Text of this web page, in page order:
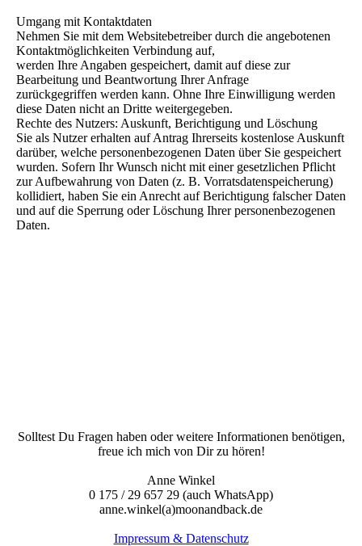
Umgang mit Kontaktdaten
Nehmen Sie mit dem Websitebetreiber durch die angebotenen
Kontaktmöglichkeiten Verbindung auf,
werden Ihre Angaben gespeichert, damit auf diese zur
Bearbeitung und Beantwortung Ihrer Anfrage
zurückgegriffen werden kann. Ohne Ihre Einwilligung werden
diese Daten nicht an Dritte weitergegeben.
Rechte des Nutzers: Auskunft, Berichtigung und Löschung
Sie als Nutzer erhalten auf Antrag Ihrerseits kostenlose Auskunft
darüber, welche personenbezogenen Daten über Sie gespeichert
wurden. Sofern Ihr Wunsch nicht mit einer gesetzlichen Pflicht
zur Aufbewahrung von Daten (z. B. Vorratsdatenspeicherung)
kollidiert, haben Sie ein Anrecht auf Berichtigung falscher Daten
und auf die Sperrung oder Löschung Ihrer personenbezogenen
Daten.
Solltest Du Fragen haben oder weitere Informationen benötigen,
freue ich mich von Dir zu hören!
Anne Winkel
0 175 / 29 657 29 (auch WhatsApp)
anne.winkel(a)moonandback.de
Impressum & Datenschutz